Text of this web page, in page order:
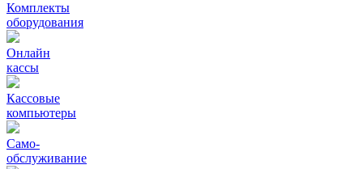
Комплекты
оборудования
Онлайн
кассы
Кассовые
компьютеры
Само-
обслуживание